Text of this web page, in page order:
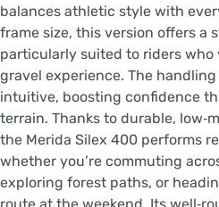
balances athletic style with
frame size, this version offers a
particularly suited to riders
gravel experience. The
intuitive, boosting confidence
terrain. Thanks to durable,
the Merida Silex 400 performs
whether you’re commuting
exploring forest paths, or